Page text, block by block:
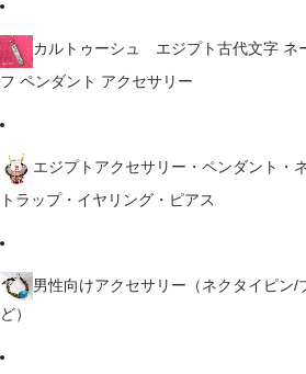
カルトゥーシュ エジプト古代文字 ネ
フ ペンダント アクセサリー
エジプトアクセサリー・ペンダント・
トラップ・イヤリング・ピアス
男性向けアクセサリー（ネクタイピン/
ど）